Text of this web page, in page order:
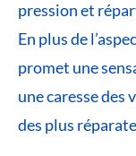
pression et
En plus de
promet une
une caresse des
des plus